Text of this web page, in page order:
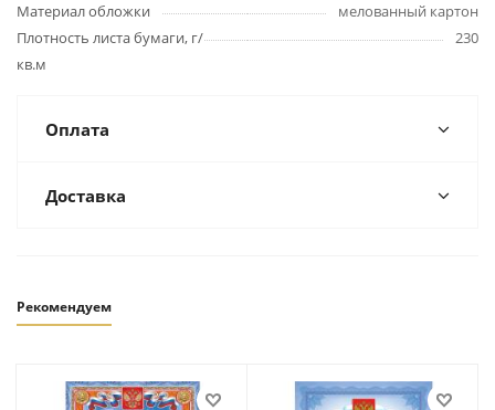
Материал обложки
мелованный картон
Плотность листа бумаги, г/
кв.м
230
Оплата
Доставка
Рекомендуем